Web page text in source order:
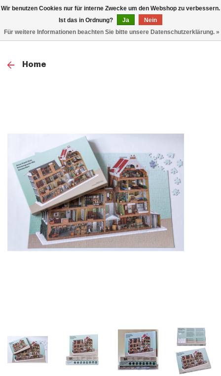
0
Home
Wir benutzen Cookies nur für interne Zwecke um den Webshop zu verbessern.
Ist das in Ordnung?
Ja
Nein
Für weitere Informationen beachten Sie bitte unsere Datenschutzerklärung. »